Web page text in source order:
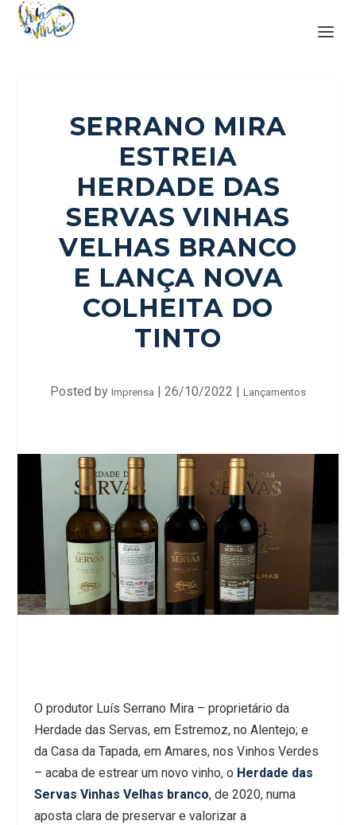
SERRANO MIRA
ESTREIA
HERDADE DAS
SERVAS VINHAS
VELHAS BRANCO
E LANÇA NOVA
COLHEITA DO
TINTO
Posted by Imprensa | 26/10/2022 | Lançamentos
O produtor Luís Serrano Mira – proprietário da
Herdade das Servas, em Estremoz, no Alentejo; e
da Casa da Tapada, em Amares, nos Vinhos Verdes
– acaba de estrear um novo vinho, o Herdade das
Servas Vinhas Velhas branco, de 2020, numa
aposta clara de preservar e valorizar a